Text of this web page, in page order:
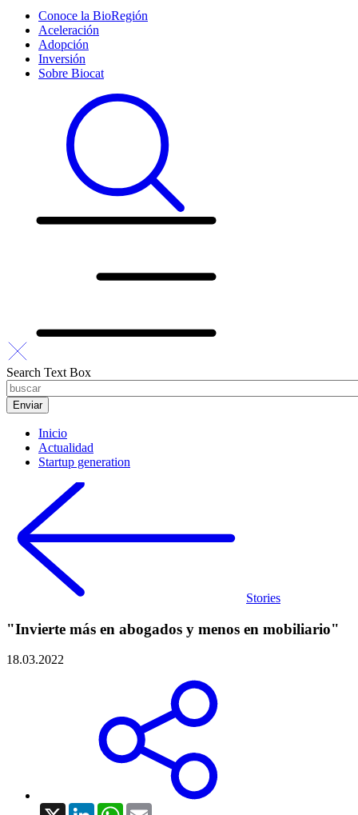
Conoce la BioRegión
Aceleración
Adopción
Inversión
Sobre Biocat
Search Text Box
Inicio
Actualidad
Startup generation
Stories
"Invierte más en abogados y menos en mobiliario"
18.03.2022
X LinkedInWhatsApp